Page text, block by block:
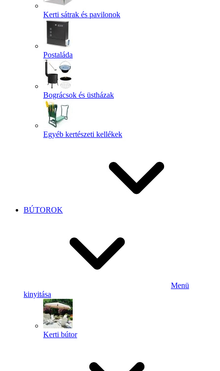
Kerti sátrak és pavilonok
Postaláda
Bográcsok és üstházak
Egyéb kertészeti kellékek
BÚTOROK
Menü
kinyitása
Kerti bútor